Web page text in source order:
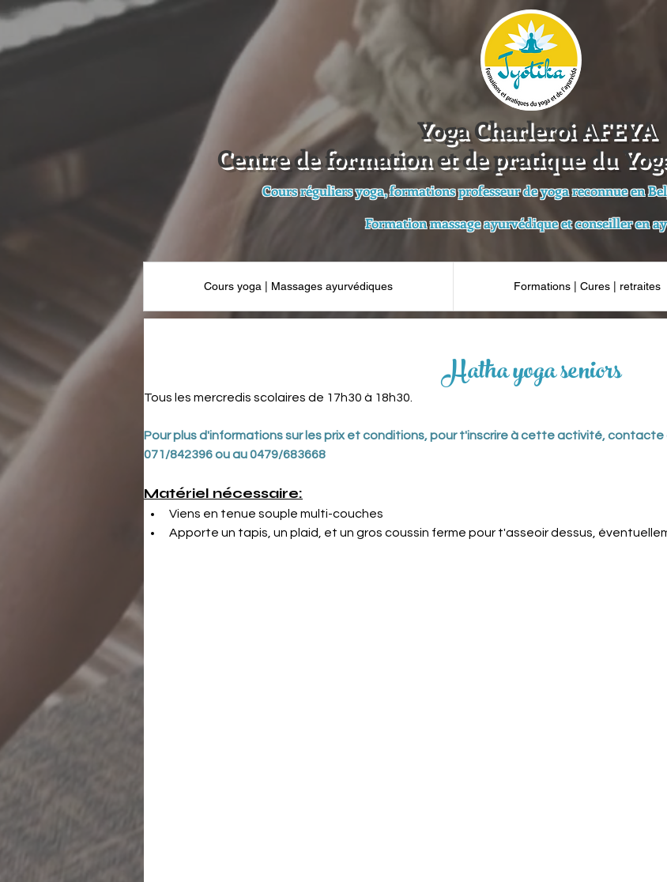
Yoga Charleroi AFEYA
Centre de formation et de pratique du
Cours réguliers yoga, formations professeur de yoga reconnue en
Formation massage ayurvédique et conseiller en
Cours yoga | Massages ayurvédiques Formations | Cures | retraites
Hatha yoga seniors
Tous les mercredis scolaires de 17h30 à 18h30.
Pour plus d'informations sur les prix et conditions, pour t'inscrire à cette activité,
071/842396 ou au 0479/683668
Matériel nécessaire:
Viens en tenue souple multi-couches
Apporte un tapis, un plaid, et un gros coussin ferme pour t'asseoir dessus,